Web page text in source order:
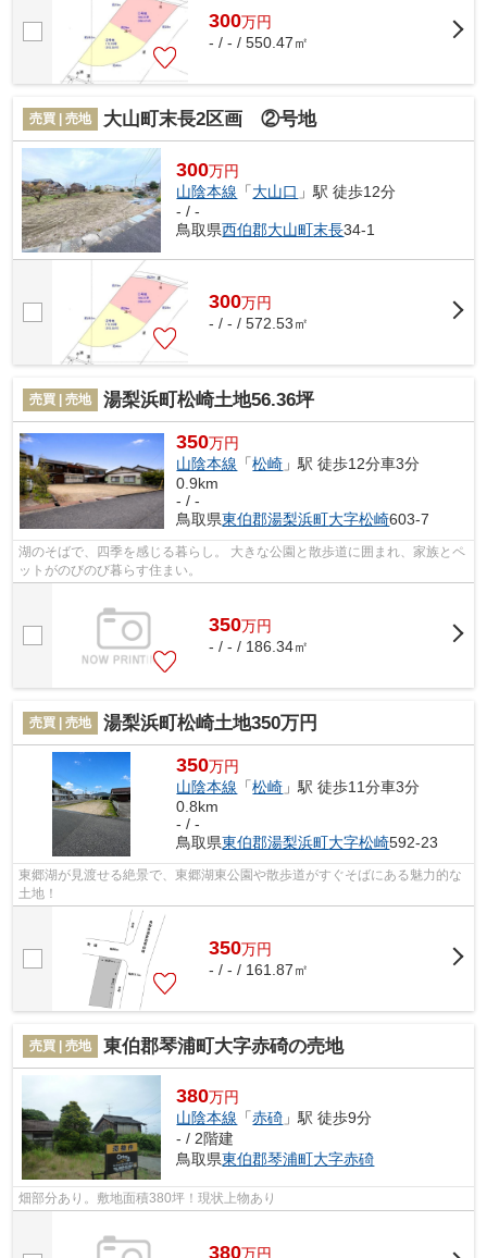
300万円
- / - / 550.47㎡
売買 | 売地 大山町末長2区画 ②号地
300万円
山陰本線 「大山口 」駅 徒歩12分
- / -
鳥取県西伯郡大山町末長34-1
300万円
- / - / 572.53㎡
売買 | 売地 湯梨浜町松崎土地56.36坪
350万円
山陰本線 「松崎 」駅 徒歩12分車3分
0.9km
- / -
鳥取県東伯郡湯梨浜町大字松崎603-7
湖のそばで、四季を感じる暮らし。 大きな公園と散歩道に囲まれ、家族とペ
ットがのびのび暮らす住まい。
350万円
- / - / 186.34㎡
売買 | 売地 湯梨浜町松崎土地350万円
350万円
山陰本線 「松崎 」駅 徒歩11分車3分
0.8km
- / -
鳥取県東伯郡湯梨浜町大字松崎592-23
東郷湖が見渡せる絶景で、東郷湖東公園や散歩道がすぐそばにある魅力的な
土地！
350万円
- / - / 161.87㎡
売買 | 売地 東伯郡琴浦町大字赤碕の売地
380万円
山陰本線 「赤碕 」駅 徒歩9分
- / 2階建
鳥取県東伯郡琴浦町大字赤碕
畑部分あり。敷地面積380坪！現状上物あり
380万円